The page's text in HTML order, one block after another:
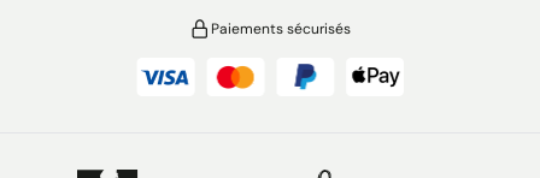
Paiements sécurisés